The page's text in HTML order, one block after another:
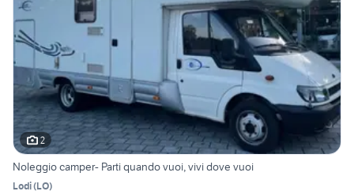
2
Noleggio camper- Parti quando vuoi, vivi dove vuoi
Lodi(LO)